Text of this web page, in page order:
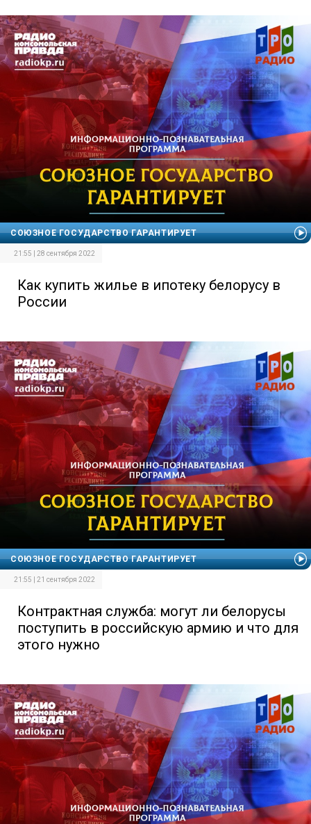
СОЮЗНОЕ ГОСУДАРСТВО ГАРАНТИРУЕТ
21:55 | 28 сентября 2022
Как купить жилье в ипотеку белорусу в
России
СОЮЗНОЕ ГОСУДАРСТВО ГАРАНТИРУЕТ
21:55 | 21 сентября 2022
Контрактная служба: могут ли белорусы
поступить в российскую армию и что для
этого нужно